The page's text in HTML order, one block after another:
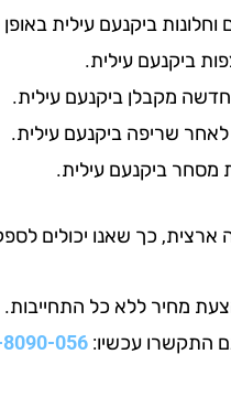
וחלונות ביקנעם עילית
ביקנעם עילית.
חדשה מקבלן ביקנעם עילית.
לאחר שריפה ביקנעם עילית.
מסחר ביקנעם עילית.
ארצית, כך שאנו יכולים
מחיר ללא כל התחייבות.
התקשרו עכשיו: 056